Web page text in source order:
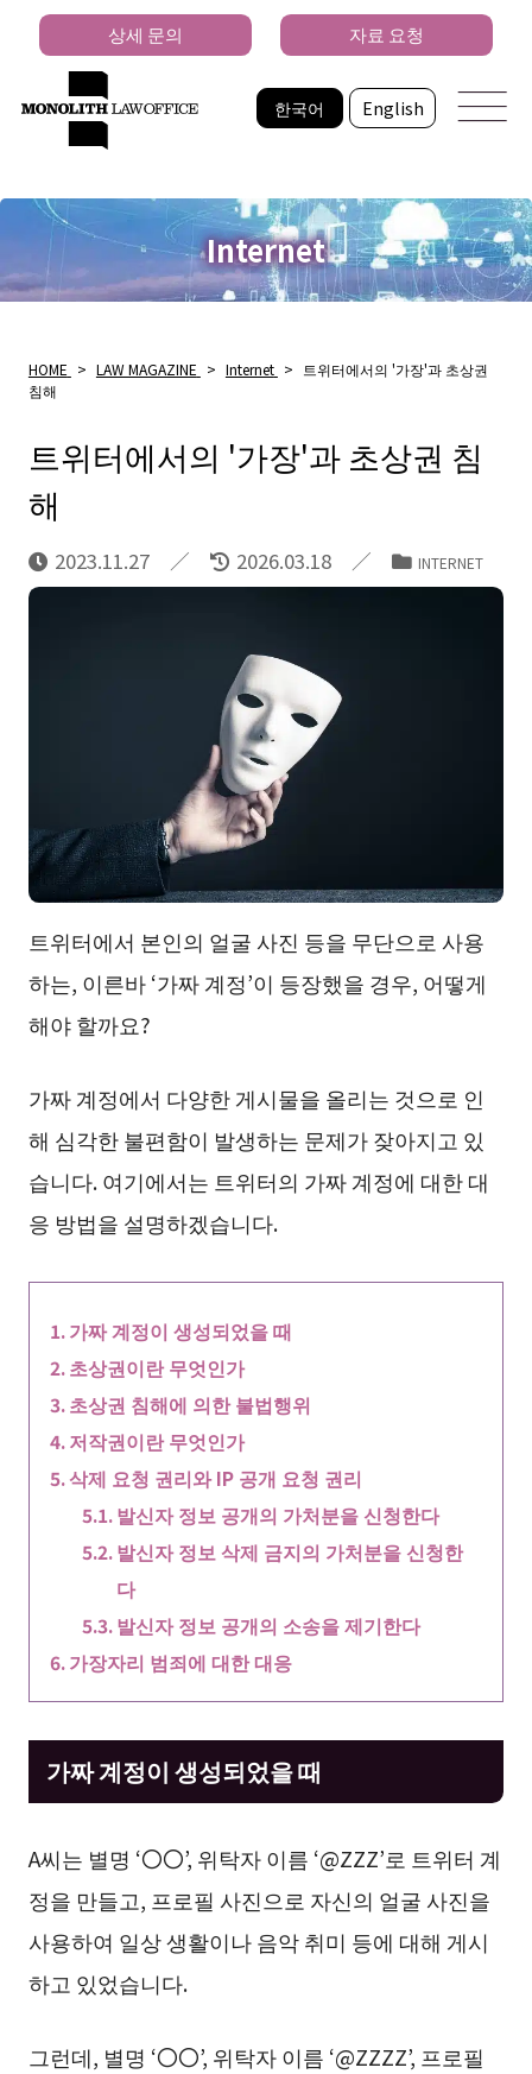
한국어 English
상세 문의 자료 요청
Internet
HOME > LAW MAGAZINE > Internet >
트위터에서의 '가장'과 초상권
침해
트위터에서의 '가장'과 초상권 침
해
2023.11.27 2026.03.18 INTERNET
트위터에서 본인의 얼굴 사진 등을 무단으로 사용
하는, 이른바 ‘가짜 계정’이 등장했을 경우, 어떻게
해야 할까요?
가짜 계정에서 다양한 게시물을 올리는 것으로 인
해 심각한 불편함이 발생하는 문제가 잦아지고 있
습니다. 여기에서는 트위터의 가짜 계정에 대한 대
응 방법을 설명하겠습니다.
가짜 계정이 생성되었을 때
초상권이란 무엇인가
초상권 침해에 의한 불법행위
저작권이란 무엇인가
삭제 요청 권리와 IP 공개 요청 권리
발신자 정보 공개의 가처분을 신청한다
발신자 정보 삭제 금지의 가처분을 신청한
다
발신자 정보 공개의 소송을 제기한다
가장자리 범죄에 대한 대응
가짜 계정이 생성되었을 때
A씨는 별명 ‘〇〇’, 위탁자 이름 ‘@ZZZ’로 트위터 계
정을 만들고, 프로필 사진으로 자신의 얼굴 사진을
사용하여 일상 생활이나 음악 취미 등에 대해 게시
하고 있었습니다.
그런데, 별명 ‘〇〇’, 위탁자 이름 ‘@ZZZZ’, 프로필